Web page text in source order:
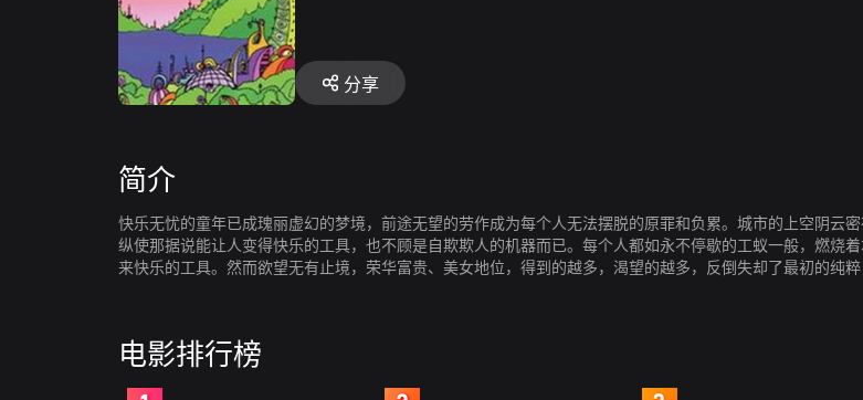
分享
简介
快乐无忧的童年已成瑰丽虚幻的梦境，前途无望的劳作成为每个人无法摆脱的原罪和负累。城市的上空阴云
纵使那据说能让人变得快乐的工具，也不顾是自欺欺人的机器而已。每个人都如永不停歇的工蚁一般，燃烧
来快乐的工具。然而欲望无有止境，荣华富贵、美女地位，得到的越多，渴望的越多，反倒失却了最初的
电影排行榜